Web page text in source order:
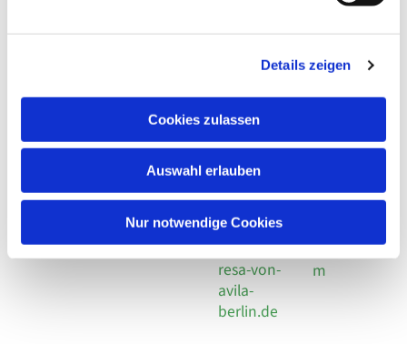
Details zeigen
Cookies zulassen
Auswahl erlauben
Nur notwendige Cookies
Adresse
Kirchengemeinde Pfarrei
Hl. Theresa von Avila Berlin
Leitender Pfarrer - Norbert
Behaimstr. 39
Kont
Telefon
+49 30
924 64 28
Fax +49
30 924 54
18
E-Mail
info@the
resa-von-
avila-
berlin.de
Links
Datensch
utz
Social
Impressu
m